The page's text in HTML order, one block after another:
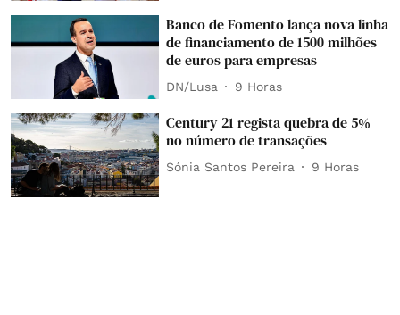
Banco de Fomento lança nova linha
de financiamento de 1500 milhões
de euros para empresas
DN/Lusa 9 Horas
Century 21 regista quebra de 5%
no número de transações
Sónia Santos Pereira 9 Horas